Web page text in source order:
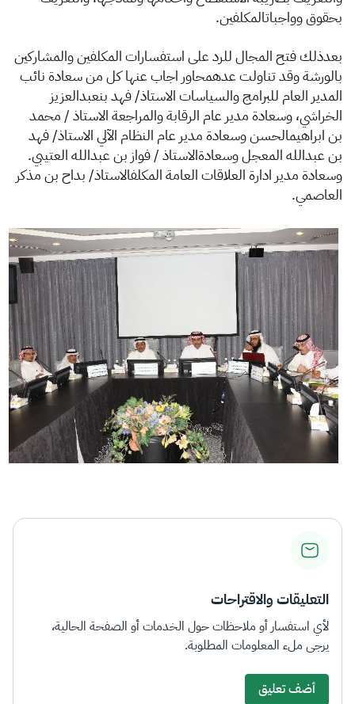
بحقوق وواجباتالمكلفين.
بعدذلك فتح المجال للرد على استفسارات المكلفين والمشاركين
بالورشة وقد تناولت عدهمحاور اجاب عنها كل من سعادة نائب
المدير العام للبرامج والسياسات الاستاذ/ فهد بنعبدالعزيز
الخراشي، وسعادة مدير عام الرقابة والمراجعة الاستاذ / محمد
بن ابراهيمالحسن وسعادة مدير عام النظام الآلي الاستاذ/ فهد
بن عبدالله المعجل وسعادةالاستاذ / فواز بن عبدالله العتيبي.
وسعادة مدير ادارة العلاقات العامة المكلفالاستاذ/ بداح بن مذكر
العاصمي.
التعليقات والاقتراحات
لأي استفسار أو ملاحظات حول الخدمات أو الصفحة الحالية،
يرجى ملء المعلومات المطلوبة.
أضف تعليق